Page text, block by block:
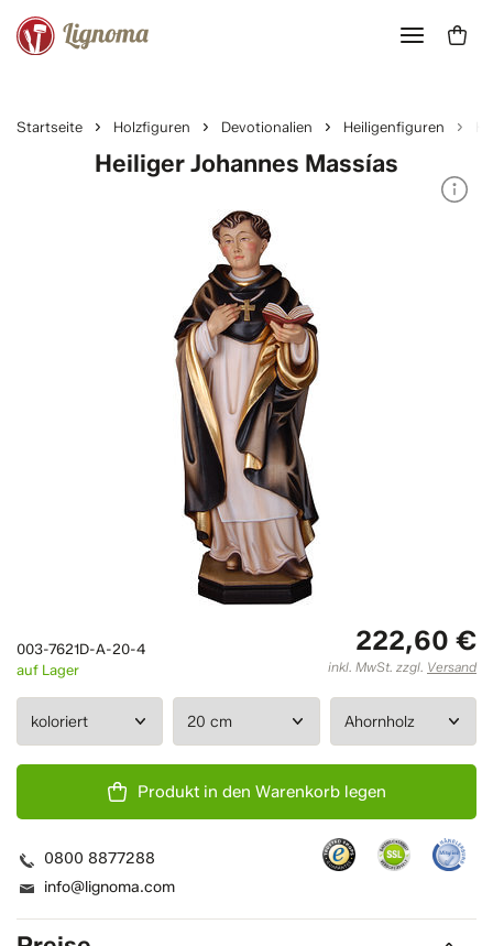
Startseite Holzfiguren Devotionalien Heiligenfiguren
Heiliger Johannes Massías
222,60 €
inkl. MwSt. zzgl. Versand
003-7621D-A-20-4
auf Lager
Produkt in den Warenkorb legen
0800 8877288
info@lignoma.com